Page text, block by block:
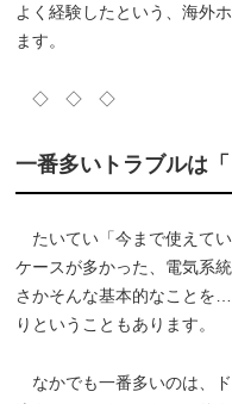
よく経験したという、海外
ます。
◇ ◇ ◇
一番多いトラブルは
たいてい「今まで使えて
ケースが多かった、電気系
さかそんな基本的なことを
りということもあります。
なかでも一番多いのは、